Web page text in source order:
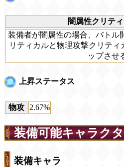
闇属性クリテ
装備者が闇属性の場合、バトル
リティカルと物理攻撃クリティ
ップさせ
上昇ステータス
物攻 2.67%
装備可能キャラク
装備キャラ